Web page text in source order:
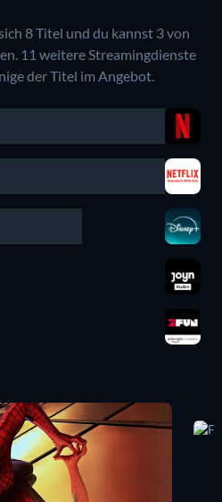
8 Titel und du kannst 3 von
11 weitere Streamingdienste
der Titel im Angebot.